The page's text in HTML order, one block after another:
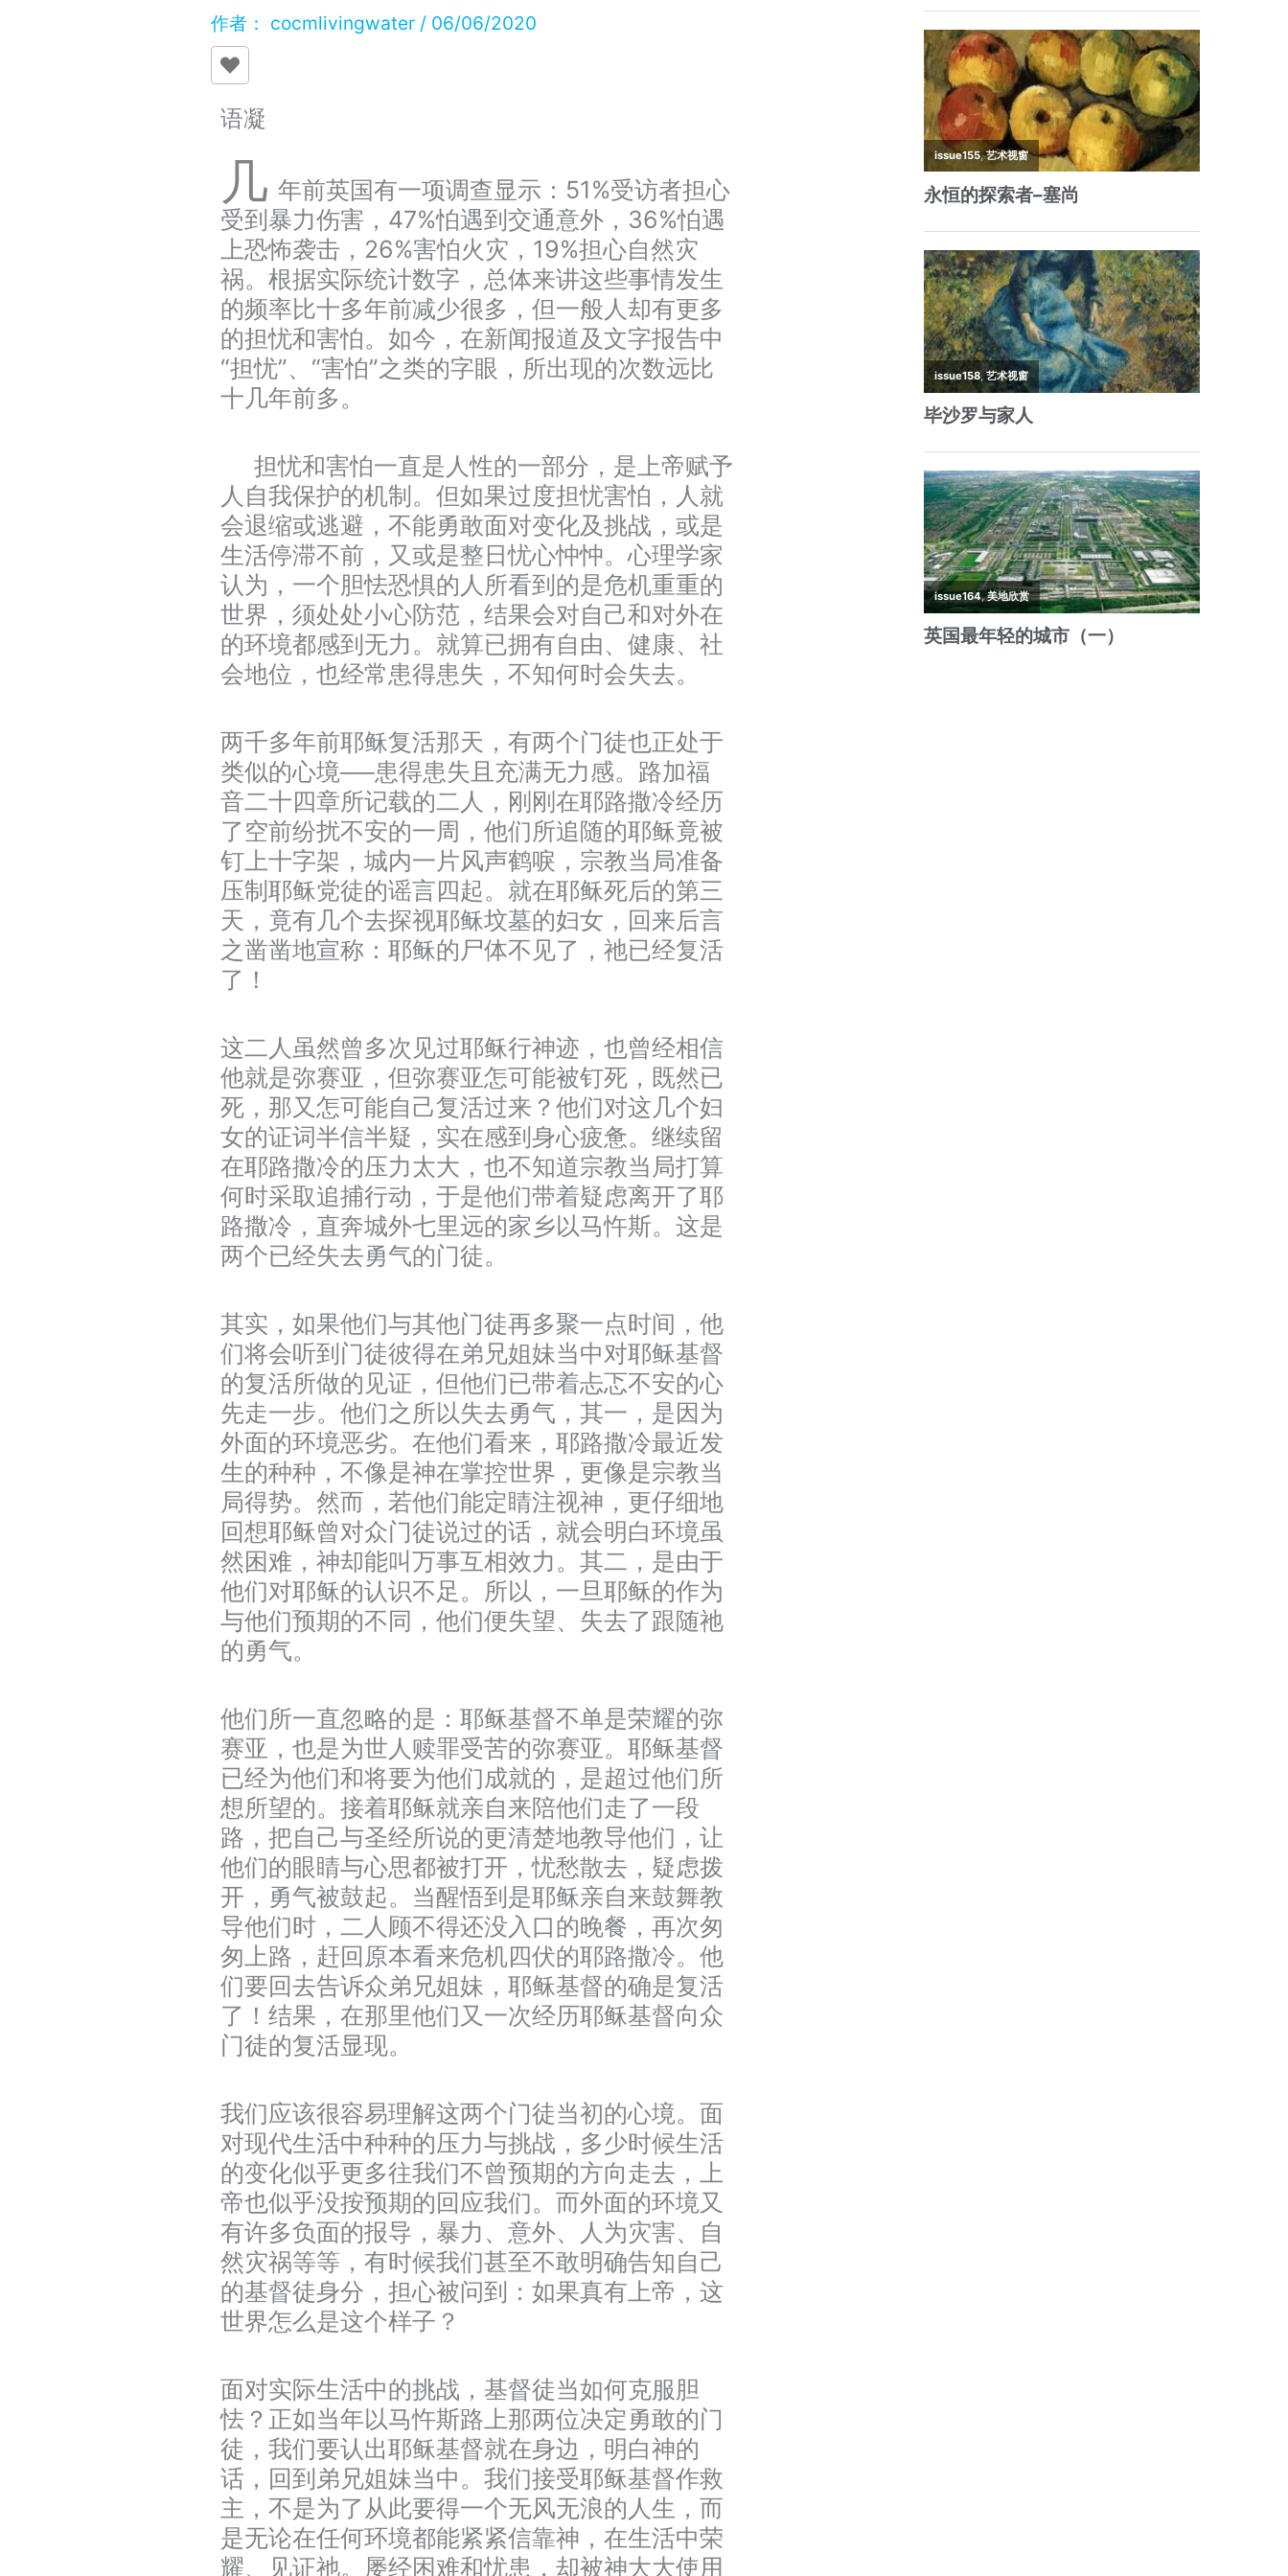
作者： cocmlivingwater / 06/06/2020
语凝
几 年前英国有一项调查显示：51%受访者担心
受到暴力伤害，47%怕遇到交通意外，36%怕遇
上恐怖袭击，26%害怕火灾，19%担心自然灾
祸。根据实际统计数字，总体来讲这些事情发生
的频率比十多年前减少很多，但一般人却有更多
的担忧和害怕。如今，在新闻报道及文字报告中
“担忧”、“害怕”之类的字眼，所出现的次数远比
十几年前多。
担忧和害怕一直是人性的一部分，是上帝赋予
人自我保护的机制。但如果过度担忧害怕，人就
会退缩或逃避，不能勇敢面对变化及挑战，或是
生活停滞不前，又或是整日忧心忡忡。心理学家
认为，一个胆怯恐惧的人所看到的是危机重重的
世界，须处处小心防范，结果会对自己和对外在
的环境都感到无力。就算已拥有自由、健康、社
会地位，也经常患得患失，不知何时会失去。
两千多年前耶稣复活那天，有两个门徒也正处于
类似的心境──患得患失且充满无力感。路加福
音二十四章所记载的二人，刚刚在耶路撒冷经历
了空前纷扰不安的一周，他们所追随的耶稣竟被
钉上十字架，城内一片风声鹤唳，宗教当局准备
压制耶稣党徒的谣言四起。就在耶稣死后的第三
天，竟有几个去探视耶稣坟墓的妇女，回来后言
之凿凿地宣称：耶稣的尸体不见了，祂已经复活
了！
这二人虽然曾多次见过耶稣行神迹，也曾经相信
他就是弥赛亚，但弥赛亚怎可能被钉死，既然已
死，那又怎可能自己复活过来？他们对这几个妇
女的证词半信半疑，实在感到身心疲惫。继续留
在耶路撒冷的压力太大，也不知道宗教当局打算
何时采取追捕行动，于是他们带着疑虑离开了耶
路撒冷，直奔城外七里远的家乡以马忤斯。这是
两个已经失去勇气的门徒。
其实，如果他们与其他门徒再多聚一点时间，他
们将会听到门徒彼得在弟兄姐妹当中对耶稣基督
的复活所做的见证，但他们已带着忐忑不安的心
先走一步。他们之所以失去勇气，其一，是因为
外面的环境恶劣。在他们看来，耶路撒冷最近发
生的种种，不像是神在掌控世界，更像是宗教当
局得势。然而，若他们能定睛注视神，更仔细地
回想耶稣曾对众门徒说过的话，就会明白环境虽
然困难，神却能叫万事互相效力。其二，是由于
他们对耶稣的认识不足。所以，一旦耶稣的作为
与他们预期的不同，他们便失望、失去了跟随祂
的勇气。
他们所一直忽略的是：耶稣基督不单是荣耀的弥
赛亚，也是为世人赎罪受苦的弥赛亚。耶稣基督
已经为他们和将要为他们成就的，是超过他们所
想所望的。接着耶稣就亲自来陪他们走了一段
路，把自己与圣经所说的更清楚地教导他们，让
他们的眼睛与心思都被打开，忧愁散去，疑虑拨
开，勇气被鼓起。当醒悟到是耶稣亲自来鼓舞教
导他们时，二人顾不得还没入口的晚餐，再次匆
匆上路，赶回原本看来危机四伏的耶路撒冷。他
们要回去告诉众弟兄姐妹，耶稣基督的确是复活
了！结果，在那里他们又一次经历耶稣基督向众
门徒的复活显现。
我们应该很容易理解这两个门徒当初的心境。面
对现代生活中种种的压力与挑战，多少时候生活
的变化似乎更多往我们不曾预期的方向走去，上
帝也似乎没按预期的回应我们。而外面的环境又
有许多负面的报导，暴力、意外、人为灾害、自
然灾祸等等，有时候我们甚至不敢明确告知自己
的基督徒身分，担心被问到：如果真有上帝，这
世界怎么是这个样子？
面对实际生活中的挑战，基督徒当如何克服胆
怯？正如当年以马忤斯路上那两位决定勇敢的门
徒，我们要认出耶稣基督就在身边，明白神的
话，回到弟兄姐妹当中。我们接受耶稣基督作救
主，不是为了从此要得一个无风无浪的人生，而
是无论在任何环境都能紧紧信靠神，在生活中荣
耀、见证祂。屡经困难和忧患，却被神大大使用